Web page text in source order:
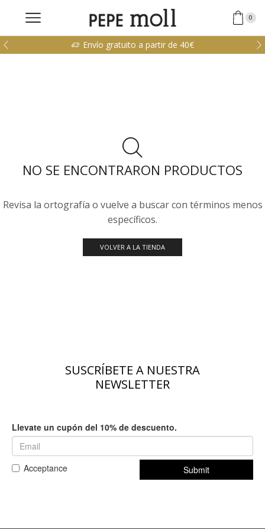
0
Envío gratuito a partir de 40€
NO SE ENCONTRARON PRODUCTOS
Revisa la ortografía o vuelve a buscar con términos menos
específicos.
VOLVER A LA TIENDA
SUSCRÍBETE A NUESTRA
NEWSLETTER